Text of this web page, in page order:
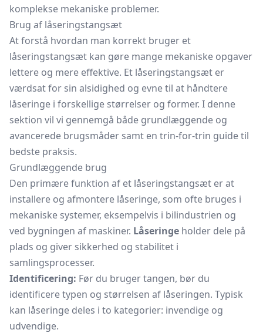
komplekse mekaniske problemer.
Brug af låseringstangsæt
At forstå hvordan man korrekt bruger et
låseringstangsæt kan gøre mange mekaniske opgaver
lettere og mere effektive. Et låseringstangsæt er
værdsat for sin alsidighed og evne til at håndtere
låseringe i forskellige størrelser og former. I denne
sektion vil vi gennemgå både grundlæggende og
avancerede brugsmåder samt en trin-for-trin guide til
bedste praksis.
Grundlæggende brug
Den primære funktion af et låseringstangsæt er at
installere og afmontere låseringe, som ofte bruges i
mekaniske systemer, eksempelvis i bilindustrien og
ved bygningen af maskiner. Låseringe holder dele på
plads og giver sikkerhed og stabilitet i
samlingsprocesser.
Identificering: Før du bruger tangen, bør du
identificere typen og størrelsen af låseringen. Typisk
kan låseringe deles i to kategorier: invendige og
udvendige.